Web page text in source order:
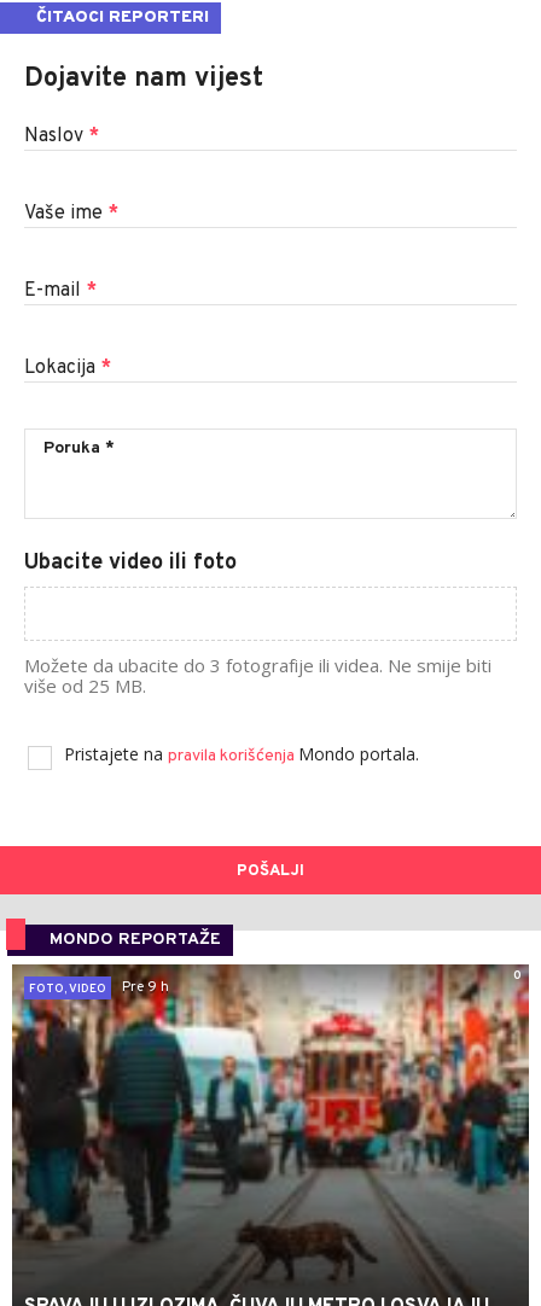
ČITAOCI REPORTERI
Dojavite nam vijest
Naslov *
Vaše ime *
E-mail *
Lokacija *
Ubacite video ili foto
Možete da ubacite do 3 fotografije ili videa. Ne smije biti
više od 25 MB.
Pristajete na pravila korišćenja Mondo portala.
POŠALJI
MONDO REPORTAŽE
0
FOTO, VIDEO
Pre 9 h